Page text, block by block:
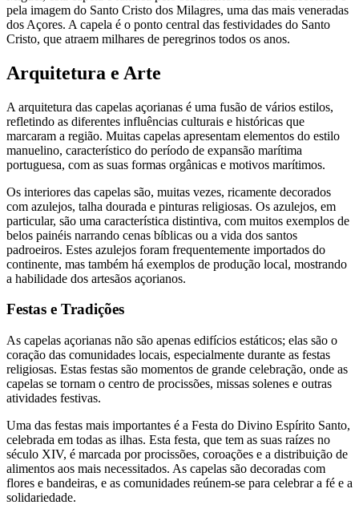
pela imagem do Santo Cristo dos Milagres, uma das mais veneradas
dos Açores. A capela é o ponto central das festividades do Santo
Cristo, que atraem milhares de peregrinos todos os anos.
Arquitetura e Arte
A arquitetura das capelas açorianas é uma fusão de vários estilos,
refletindo as diferentes influências culturais e históricas que
marcaram a região. Muitas capelas apresentam elementos do estilo
manuelino, característico do período de expansão marítima
portuguesa, com as suas formas orgânicas e motivos marítimos.
Os interiores das capelas são, muitas vezes, ricamente decorados
com azulejos, talha dourada e pinturas religiosas. Os azulejos, em
particular, são uma característica distintiva, com muitos exemplos de
belos painéis narrando cenas bíblicas ou a vida dos santos
padroeiros. Estes azulejos foram frequentemente importados do
continente, mas também há exemplos de produção local, mostrando
a habilidade dos artesãos açorianos.
Festas e Tradições
As capelas açorianas não são apenas edifícios estáticos; elas são o
coração das comunidades locais, especialmente durante as festas
religiosas. Estas festas são momentos de grande celebração, onde as
capelas se tornam o centro de procissões, missas solenes e outras
atividades festivas.
Uma das festas mais importantes é a Festa do Divino Espírito Santo,
celebrada em todas as ilhas. Esta festa, que tem as suas raízes no
século XIV, é marcada por procissões, coroações e a distribuição de
alimentos aos mais necessitados. As capelas são decoradas com
flores e bandeiras, e as comunidades reúnem-se para celebrar a fé e a
solidariedade.